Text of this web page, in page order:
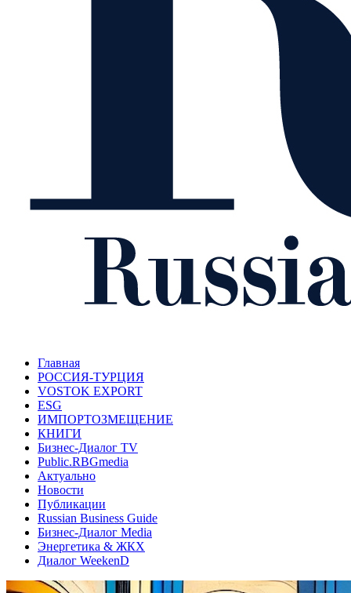
Главная
РОССИЯ-ТУРЦИЯ
VOSTOK EXPORT
ESG
ИМПОРТОЗМЕЩЕНИЕ
КНИГИ
Бизнес-Диалог TV
Public.RBGmedia
Актуально
Новости
Публикации
Russian Business Guide
Бизнес-Диалог Media
Энергетика & ЖКХ
Диалог WeekenD